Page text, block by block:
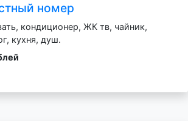
номер
кондиционер, ЖК тв, чайник,
кухня, душ.